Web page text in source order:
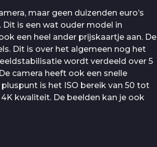
maar geen duizenden euro’s
Dit is een wat ouder model in
een heel ander prijskaartje aan. De
Dit is over het algemeen nog het
wordt verdeeld over 5
camera heeft ook een snelle
is het ISO bereik van 50 tot
kwaliteit. De beelden kan je ook